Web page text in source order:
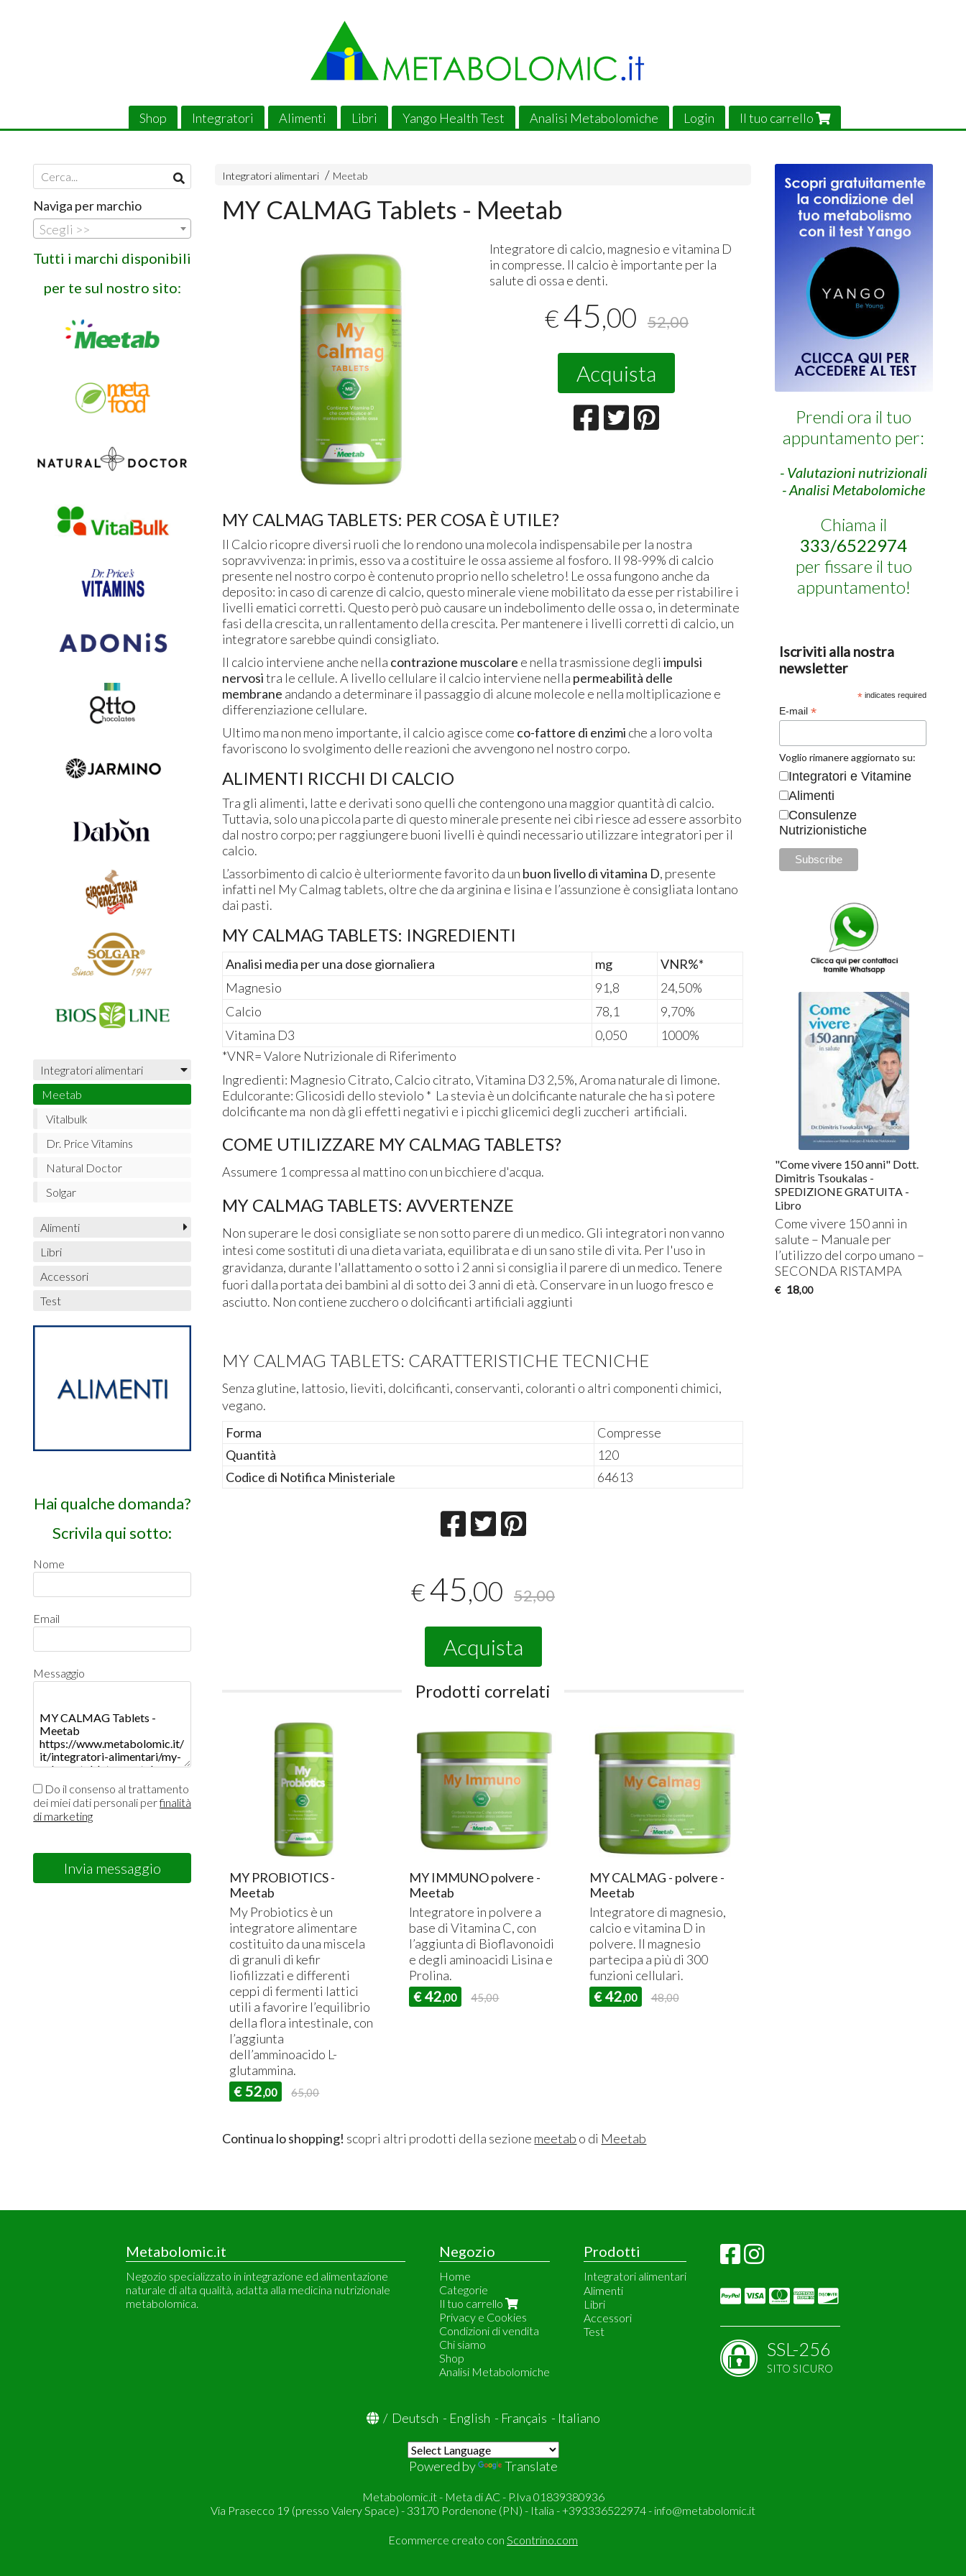
Shop Integratori Alimenti Libri Yango Health Test Analisi Metabolomiche Login Il tuo carrello
Integratori alimentari Meetab
MY CALMAG Tablets - Meetab
Integratore di calcio, magnesio e vitamina D
in compresse. Il calcio è importante per la
salute di ossa e denti.
€45,00 52,00
Acquista
MY CALMAG TABLETS: PER COSA È UTILE?
Il Calcio ricopre diversi ruoli che lo rendono una molecola indispensabile per la nostra
sopravvivenza: in primis, esso va a costituire le ossa assieme al fosforo. Il 98-99% di calcio
presente nel nostro corpo è contenuto proprio nello scheletro! Le ossa fungono anche da
deposito: in caso di carenze di calcio, questo minerale viene mobilitato da esse per ristabilire i
livelli ematici corretti. Questo però può causare un indebolimento delle ossa o, in determinate
fasi della crescita, un rallentamento della crescita. Per mantenere i livelli corretti di calcio, un
integratore sarebbe quindi consigliato.
Il calcio interviene anche nella contrazione muscolare e nella trasmissione degliimpulsi
nervositra le cellule. A livello cellulare il calcio interviene nella permeabilità delle
membrane andando a determinare il passaggio di alcune molecole e nella moltiplicazione e
differenziazione cellulare.
Ultimo ma non meno importante, il calcio agisce come co-fattore di enzimi che a loro volta
favoriscono lo svolgimento delle reazioni che avvengono nel nostro corpo.
ALIMENTI RICCHI DI CALCIO
Tra gli alimenti, latte e derivati sono quelli che contengono una maggior quantità di calcio.
Tuttavia, solo una piccola parte di questo minerale presente nei cibi riesce ad essere assorbito
dal nostro corpo; per raggiungere buoni livelli è quindi necessario utilizzare integratori per il
calcio.
L’assorbimento di calcio è ulteriormente favorito da un buon livello di vitamina D, presente
infatti nel My Calmag tablets, oltre che da arginina e lisina e l’assunzione è consigliata lontano
dai pasti.
MY CALMAG TABLETS: INGREDIENTI
Analisi media per una dose giornaliera mg
VNR%*
Magnesio
91,8
24,50%
Calcio
78,1
9,70%
Vitamina D3
0,050
1000%
*VNR= Valore Nutrizionale di Riferimento
Ingredienti: Magnesio Citrato, Calcio citrato, Vitamina D3 2,5%, Aroma naturale di limone.
Edulcorante: Glicosidi dello steviolo * La stevia è un dolcificante naturale che ha sì potere
dolcificante ma non dà gli effetti negativi e i picchi glicemici degli zuccheri artificiali.
COME UTILIZZARE MY CALMAG TABLETS?
Assumere 1 compressa al mattino con un bicchiere d'acqua.
MY CALMAG TABLETS: AVVERTENZE
Non superare le dosi consigliate se non sotto parere di un medico. Gli integratori non vanno
intesi come sostituti di una dieta variata, equilibrata e di un sano stile di vita. Per l'uso in
gravidanza, durante l'allattamento o sotto i 2 anni si consiglia il parere di un medico. Tenere
fuori dalla portata dei bambini al di sotto dei 3 anni di età. Conservare in un luogo fresco e
asciutto. Non contiene zucchero o dolcificanti artificiali aggiunti
MY CALMAG TABLETS: CARATTERISTICHE TECNICHE
Senza glutine, lattosio, lieviti, dolcificanti, conservanti, coloranti o altri componenti chimici,
vegano.
Forma
Compresse
Quantità
120
Codice di Notifica Ministeriale
64613
€45,00 52,00
Acquista
Prodotti correlati
MY PROBIOTICS -
Meetab
My Probiotics è un
integratore alimentare
costituito da una miscela
di granuli di kefir
liofilizzati e differenti
ceppi di fermenti lattici
utili a favorire l’equilibrio
della flora intestinale, con
l’aggiunta
dell’amminoacido L-
glutammina.
€ 52,00 65,00
MY IMMUNO polvere -
Meetab
Integratore in polvere a
base di Vitamina C, con
l’aggiunta di Bioflavonoidi
e degli aminoacidi Lisina e
Prolina.
€ 42,00 45,00
MY CALMAG - polvere -
Meetab
Integratore di magnesio,
calcio e vitamina D in
polvere. Il magnesio
partecipa a più di 300
funzioni cellulari.
€ 42,00 48,00
Continua lo shopping! scopri altri prodotti della sezione meetab o di Meetab
Naviga per marchio
Scegli >>
Tutti i marchi disponibili
per te sul nostro sito:
Integratori alimentari
Meetab
Vitalbulk
Dr. Price Vitamins
Natural Doctor
Solgar
Alimenti
Libri
Accessori
Test
Hai qualche domanda?
Scrivila qui sotto:
Nome
Email
Messaggio
Do il consenso al trattamento
dei miei dati personali perfinalità
di marketing
Invia messaggio
Prendi ora il tuo
appuntamento per:
- Valutazioni nutrizionali
- Analisi Metabolomiche
Chiama il
333/6522974
per fissare il tuo
appuntamento!
Iscriviti alla nostra
newsletter
* indicates required
E-mail*
Voglio rimanere aggiornato su:
Integratori e Vitamine
Alimenti
Consulenze
Nutrizionistiche
"Come vivere 150 anni" Dott.
Dimitris Tsoukalas -
SPEDIZIONE GRATUITA -
Libro
Come vivere 150 anni in
salute – Manuale per
l’utilizzo del corpo umano –
SECONDA RISTAMPA
€ 18,00
Metabolomic.it
Negozio specializzato in integrazione ed alimentazione
naturale di alta qualità, adatta alla medicina nutrizionale
metabolomica.
Negozio
Home
Categorie
Il tuo carrello
Privacy e Cookies
Condizioni di vendita
Chi siamo
Shop
Analisi Metabolomiche
Prodotti
Integratori alimentari
Meetab
Vitalbulk
Dr. Price Vitamins
Natural Doctor
Alimenti
Libri
Accessori
Test
SSL-256
SITO SICURO
/ Deutsch - English - Français - Italiano
Powered by Translate
Metabolomic.it - Meta di AC - P.Iva 01839380936
Via Prasecco 19 (presso Valery Space) - 33170 Pordenone (PN) - Italia - +393336522974 - info@metabolomic.it
Ecommerce creato con Scontrino.com